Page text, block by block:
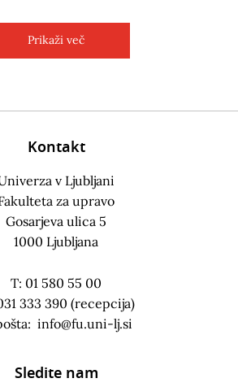
Prikaži več
Kontakt
v Ljubljani
za upravo
Gosarjeva ulica 5
1000 Ljubljana
T: 01 580 55 00
333 390 (recepcija)
info@fu.uni-lj.si
Sledite nam